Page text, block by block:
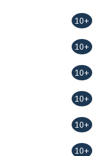
10+
10+
10+
10+
10+
10+